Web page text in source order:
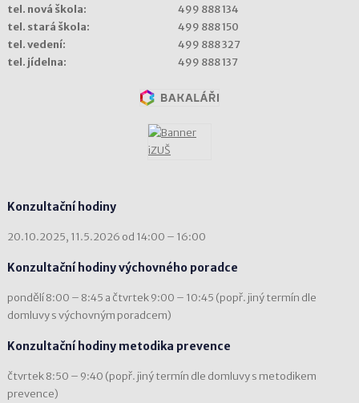
tel. nová škola:
499 888 134
tel. stará škola:
499 888 150
tel. vedení:
499 888 327
tel. jídelna:
499 888 137
Konzultační hodiny
20.10.2025, 11.5.2026 od 14:00 – 16:00
Konzultační hodiny výchovného poradce
pondělí 8:00 – 8:45 a čtvrtek 9:00 – 10:45 (popř. jiný termín dle
domluvy s výchovným poradcem)
Konzultační hodiny metodika prevence
čtvrtek 8:50 – 9:40 (popř. jiný termín dle domluvy s metodikem
prevence)